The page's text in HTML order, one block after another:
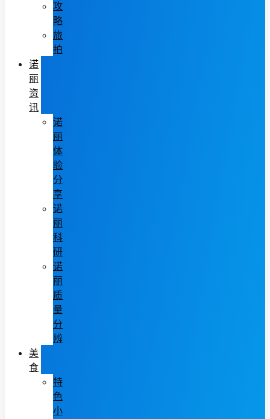
攻
略
旅
拍
诺
丽
资
讯
诺
丽
体
验
分
享
诺
丽
科
研
诺
丽
质
量
分
辨
美
食
特
色
小